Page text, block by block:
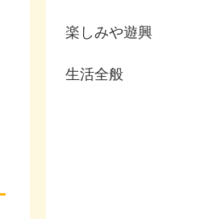
楽しみや遊興
生活全般